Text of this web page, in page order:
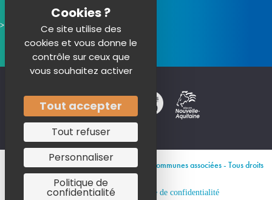
© 2026 Site officiel de Mauléon et de ses communes associées - Tous droits
réservés
Mentions légales Politique de confidentialité
Ce site utilise des
cookies et vous donne le
contrôle sur ceux que
vous souhaitez activer
Tout accepter
Tout refuser
Personnaliser
Politique de
confidentialité